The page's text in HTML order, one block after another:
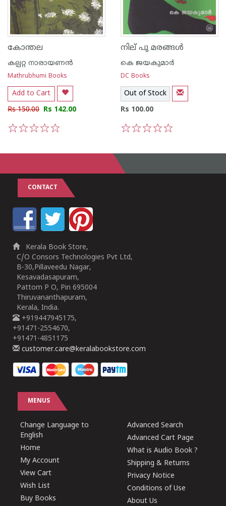
കോന്തല
കല്പറ്റ നാരായണന്‍
Mathrubhumi Books
Add to Cart
Rs 150.00 Rs 142.00
നില് പു മരങ്ങള്‍
കെ ജയകുമാര്‍
DC Books
Out of Stock
Rs 100.00
CONTACT
Kerala Book Store,
C/O Consors Technologies Pvt Ltd,
B-30,Pillaveedu Nagar,
Kesavadasapuram,
Pattom P O, Pin 695004
Thiruvananthapuram,
Kerala, India.
+919447945175,
+91471-2554670,
+91471-4851175
customer.care@keralabookstore.com
MENUS
Change Language to
English
Home
My Account
View Cart
Wish List
Buy Books
Advanced Search
Advanced Cart Page
What is Audio Book ?
Shipping & Returns
Privacy Notice
Conditions of Use
About Us